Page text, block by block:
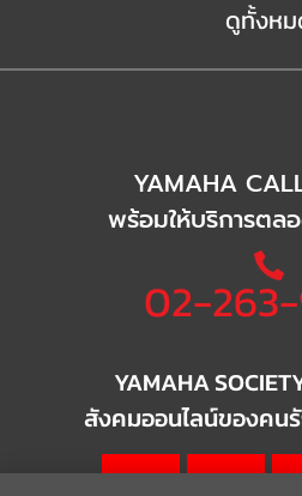
ดูทั้งห
YAMAHA
พร้อมให้บริการตล
02-
YAMAHA
สังคมออนไลน์ของคน